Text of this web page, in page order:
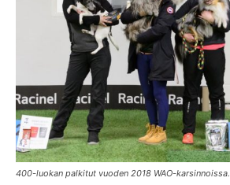
400-luokan palkitut vuoden 2018 WAO-karsinnoissa.